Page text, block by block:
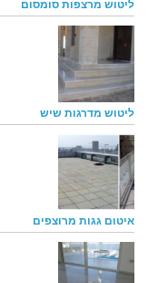
ליטוש מרצפות סומסום
ליטוש מדרגות שיש
איטום גגות מרוצפים